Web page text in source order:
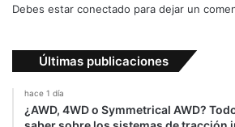
s
g
a
n
Debes estar conectado para dejar un
Últimas publicaciones
hace 1 día
¿AWD, 4WD o Symmetrical AWD?